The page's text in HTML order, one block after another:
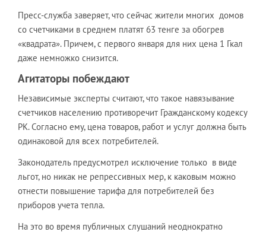
Пресс-служба заверяет, что сейчас жители многих домов
со счетчиками в среднем платят 63 тенге за обогрев
«квадрата». Причем, с первого января для них цена 1 Гкал
даже немножко снизится.
Агитаторы побеждают
Независимые эксперты считают, что такое навязывание
счетчиков населению противоречит Гражданскому кодексу
РК. Согласно ему, цена товаров, работ и услуг должна быть
одинаковой для всех потребителей.
Законодатель предусмотрел исключение только в виде
льгот, но никак не репрессивных мер, к каковым можно
отнести повышение тарифа для потребителей без
приборов учета тепла.
На это во время публичных слушаний неоднократно